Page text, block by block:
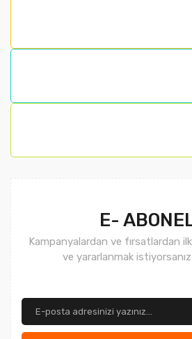
E-
Kampanyalardan ve fırsatlardan
ve yararlanmak